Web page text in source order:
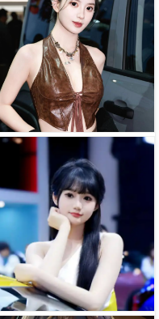
BB酱-车模美女BB酱资料大全